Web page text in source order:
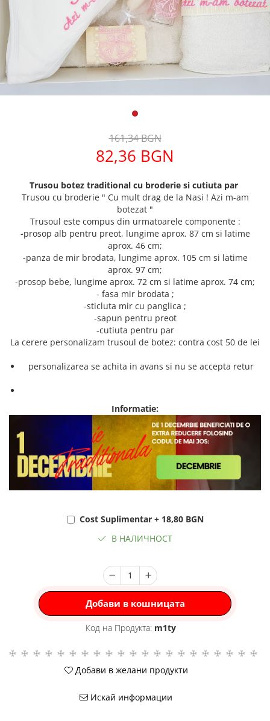
Дамски панталони
Дамски пуловери
Дамски спортни комплекти
Дамски тениски
161,34 BGN
82,36 BGN
Trusou botez traditional cu broderie si cutiuta par
Trusou cu broderie " Cu mult drag de la Nasi ! Azi m-am
botezat "
Trusoul este compus din urmatoarele componente :
-prosop alb pentru preot, lungime aprox. 87 cm si latime
aprox. 46 cm;
-panza de mir brodata, lungime aprox. 105 cm si latime
aprox. 97 cm;
-prosop bebe, lungime aprox. 72 cm si latime aprox. 74 cm;
- fasa mir brodata ;
-sticluta mir cu panglica ;
-sapun pentru preot
-cutiuta pentru par
La cerere personalizam trusoul de botez: contra cost 50 de lei
personalizarea se achita in avans si nu se accepta retur
Informatie:
Cost Suplimentar + 18,80 BGN
В НАЛИЧНОСТ
Добави в кошницата
Код на Продукта: m1ty
Добави в желани продукти
Искай информации